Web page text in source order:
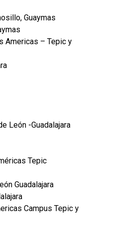
Guaymas
Americas – Tepic y
León -Guadalajara
Tepic
Guadalajara
Campus Tepic y